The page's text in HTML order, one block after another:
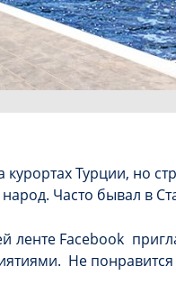
курортах Турции, но
Часто бывал в
ленте Facebook
Не понравится